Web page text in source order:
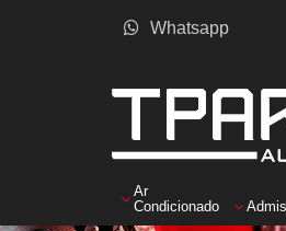
Whatsapp
Ar
Condicionado